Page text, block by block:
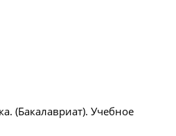
(Бакалавриат). Учебное